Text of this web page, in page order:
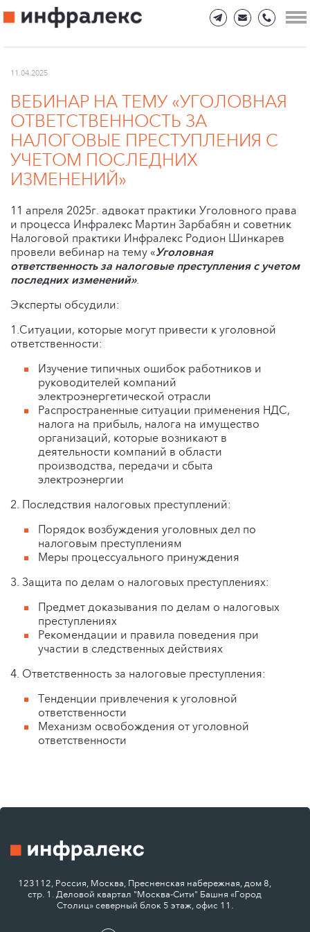
11.04.2025
ВЕБИНАР НА ТЕМУ «УГОЛОВНАЯ
ОТВЕТСТВЕННОСТЬ ЗА
НАЛОГОВЫЕ ПРЕСТУПЛЕНИЯ С
УЧЕТОМ ПОСЛЕДНИХ
ИЗМЕНЕНИЙ»
11 апреля 2025г. адвокат практики Уголовного права
и процесса Инфралекс Мартин Зарбабян и советник
Налоговой практики Инфралекс Родион Шинкарев
провели вебинар на тему «Уголовная
ответственность за налоговые преступления с учетом
последних изменений».
Эксперты обсудили:
1.Ситуации, которые могут привести к уголовной
ответственности:
Изучение типичных ошибок работников и
руководителей компаний
электроэнергетической отрасли
Распространенные ситуации применения НДС,
налога на прибыль, налога на имущество
организаций, которые возникают в
деятельности компаний в области
производства, передачи и сбыта
электроэнергии
2. Последствия налоговых преступлений:
Порядок возбуждения уголовных дел по
налоговым преступлениям
Меры процессуального принуждения
3. Защита по делам о налоговых преступлениях:
Предмет доказывания по делам о налоговых
преступлениях
Рекомендации и правила поведения при
участии в следственных действиях
4. Ответственность за налоговые преступления:
Тенденции привлечения к уголовной
ответственности
Механизм освобождения от уголовной
ответственности
123112, Россия, Москва, Пресненская набережная, дом 8,
стр. 1. Деловой квартал "Москва-Сити" Башня «Город
Столиц» северный блок 5 этаж, офис 11.